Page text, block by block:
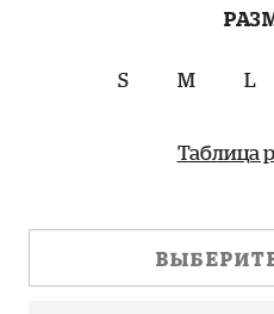
S M L
Таблица